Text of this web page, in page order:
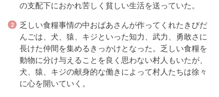
の支配下におかれ苦しく貧しい生活を送っていた。
乏しい食糧事情の中おばあさんが作ってくれたきびだ
んごは、犬、猿、キジといった知力、武力、勇敢さに
長けた仲間を集めるきっかけとなった。乏しい食糧を
動物に分け与えることを良く思わない村人もいたが、
犬、猿、キジの献身的な働きによって村人たちは徐々
に心を開いていく。